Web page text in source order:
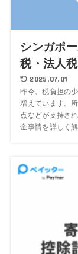
シンガポ
税・法人
2025.07.01
昨今、税負担の
増えています。
点などが支持さ
金事情を詳しく